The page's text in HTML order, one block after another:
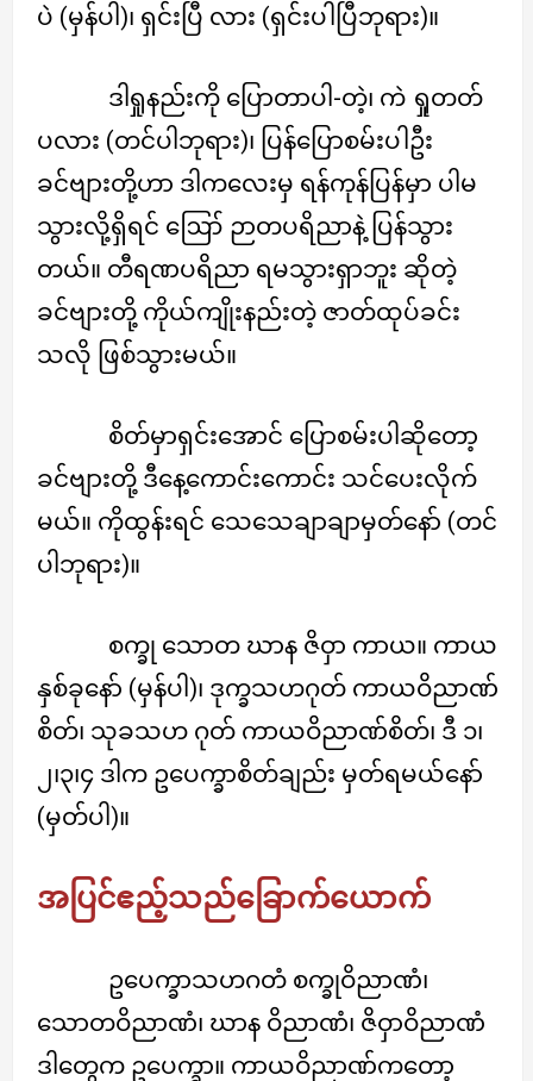
ပဲ (မှန်ပါ)၊ ရှင်းပြီ လား (ရှင်းပါပြီဘုရား)။
ဒါရှုနည်းကို ပြောတာပါ-တဲ့၊ ကဲ ရှုတတ်
ပလား (တင်ပါဘုရား)၊ ပြန်ပြောစမ်းပါဦး
ခင်ဗျားတို့ဟာ ဒါကလေးမှ ရန်ကုန်ပြန်မှာ ပါမ
သွားလို့ရှိရင် ဪ ဉာတပရိညာနဲ့ ပြန်သွား
တယ်။ တီရဏပရိညာ ရမသွားရှာဘူး ဆိုတဲ့
ခင်ဗျားတို့ ကိုယ်ကျိုးနည်းတဲ့ ဇာတ်ထုပ်ခင်း
သလို ဖြစ်သွားမယ်။
စိတ်မှာရှင်းအောင် ပြောစမ်းပါဆိုတော့
ခင်ဗျားတို့ ဒီနေ့ကောင်းကောင်း သင်ပေးလိုက်
မယ်။ ကိုထွန်းရင် သေသေချာချာမှတ်နော် (တင်
ပါဘုရား)။
စက္ခု သောတ ဃာန ဇိဝှာ ကာယ။ ကာယ
နှစ်ခုနော် (မှန်ပါ)၊ ဒုက္ခသဟဂုတ် ကာယဝိညာဏ်
စိတ်၊ သုခသဟ ဂုတ် ကာယဝိညာဏ်စိတ်၊ ဒီ ၁၊
၂၊၃၊၄ ဒါက ဥပေက္ခာစိတ်ချည်း မှတ်ရမယ်နော်
(မှတ်ပါ)။
အပြင်ဧည့်သည်ခြောက်ယောက်
ဥပေက္ခာသဟဂတံ စက္ခုဝိညာဏံ၊
သောတဝိညာဏံ၊ ဃာန ဝိညာဏံ၊ ဇိဝှာဝိညာဏံ
ဒါတွေက ဥပေက္ခာ။ ကာယဝိညာဏ်ကတော့